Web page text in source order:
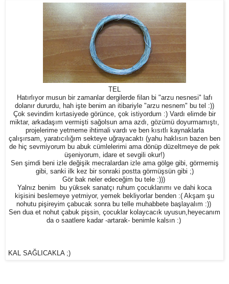
TEL
Hatırlıyor musun bir zamanlar dergilerde filan bi "arzu nesnesi" lafı
dolanır dururdu, hah işte benim an itibariyle "arzu nesnem" bu tel :))
Çok sevindim kırtasiyede görünce, çok istiyordum :) Vardı elimde bir
miktar, arkadaşım vermişti sağolsun ama azdı, gözümü doyurmamıştı,
projelerime yetmeme ihtimali vardı ve ben kısıtlı kaynaklarla
çalışırsam, yaratıcılığım sekteye uğrayacaktı (yahu haklısın bazen ben
de hiç sevmiyorum bu abuk cümlelerimi ama dönüp düzeltmeye de pek
üşeniyorum, idare et sevgili okur!)
Sen şimdi beni izle değişik mecralardan izle ama gölge gibi, görmemiş
gibi, sanki ilk kez bir sonraki postta görmüşsün gibi ;)
Gör bak neler edeceğim bu tele :)))
Yalnız benim bu yüksek sanatçı ruhum çocuklarımı ve dahi koca
kişisini beslemeye yetmiyor, yemek bekliyorlar benden :( Akşam şu
nohutu pişireyim çabucak sonra bu telle muhabbete başlayalım :))
Sen dua et nohut çabuk pişsin, çocuklar kolaycacık uyusun,heyecanım
da o saatlere kadar -artarak- benimle kalsın :)
KAL SAĞLICAKLA ;)